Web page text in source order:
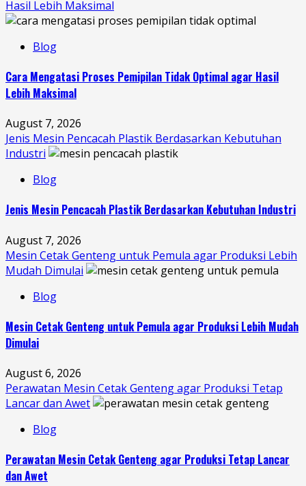
Hasil Lebih Maksimal
Blog
Cara Mengatasi Proses Pemipilan Tidak Optimal agar Hasil
Lebih Maksimal
August 7, 2026
Jenis Mesin Pencacah Plastik Berdasarkan Kebutuhan
Industri
Blog
Jenis Mesin Pencacah Plastik Berdasarkan Kebutuhan Industri
August 7, 2026
Mesin Cetak Genteng untuk Pemula agar Produksi Lebih
Mudah Dimulai
Blog
Mesin Cetak Genteng untuk Pemula agar Produksi Lebih Mudah
Dimulai
August 6, 2026
Perawatan Mesin Cetak Genteng agar Produksi Tetap
Lancar dan Awet
Blog
Perawatan Mesin Cetak Genteng agar Produksi Tetap Lancar
dan Awet